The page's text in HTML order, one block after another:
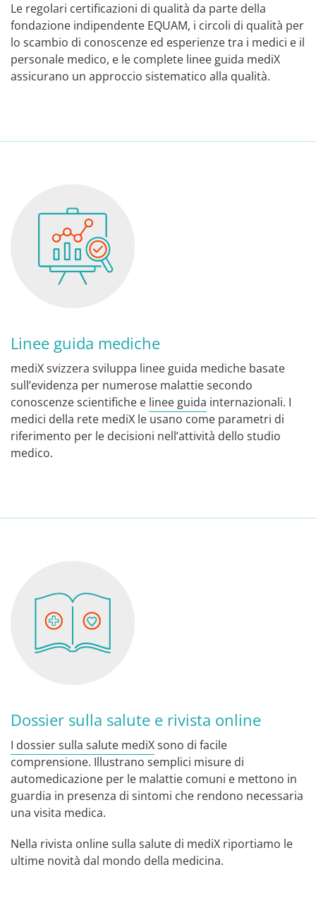
Le regolari certificazioni di qualità da parte della
fondazione indipendente EQUAM, i circoli di qualità per
lo scambio di conoscenze ed esperienze tra i medici e il
personale medico, e le complete linee guida mediX
assicurano un approccio sistematico alla qualità.
Linee guida mediche
mediX svizzera sviluppa linee guida mediche basate
sull’evidenza per numerose malattie secondo
conoscenze scientifiche e linee guida internazionali. I
medici della rete mediX le usano come parametri di
riferimento per le decisioni nell’attività dello studio
medico.
Dossier sulla salute e rivista online
I dossier sulla salute mediXsono di facile
comprensione. Illustrano semplici misure di
automedicazione per le malattie comuni e mettono in
guardia in presenza di sintomi che rendono necessaria
una visita medica.
Nella rivista online sulla salute di mediX riportiamo le
ultime novità dal mondo della medicina.